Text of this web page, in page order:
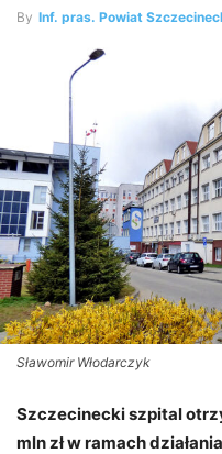
By Inf. pras. Powiat
Sławomir Włodarczyk
Szczecinecki szpital
mln zł w ramach